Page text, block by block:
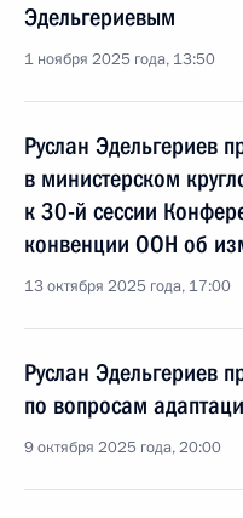
Эдельгериевым
1 ноября 2025 года, 13:50
Руслан Эдельгериев
в министерском
к 30-й сессии
конвенции ООН об
13 октября 2025 года, 17:00
Руслан Эдельгериев
по вопросам
9 октября 2025 года, 20:00